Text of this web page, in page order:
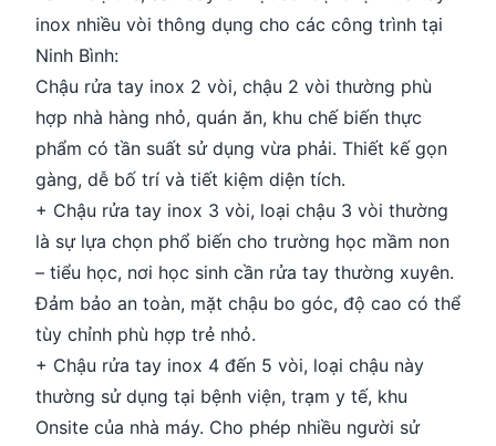
inox nhiều vòi thông dụng cho các công trình tại
Ninh Bình:
Chậu rửa tay inox 2 vòi, chậu 2 vòi thường phù
hợp nhà hàng nhỏ, quán ăn, khu chế biến thực
phẩm có tần suất sử dụng vừa phải. Thiết kế gọn
gàng, dễ bố trí và tiết kiệm diện tích.
+ Chậu rửa tay inox 3 vòi, loại chậu 3 vòi thường
là sự lựa chọn phổ biến cho trường học mầm non
– tiểu học, nơi học sinh cần rửa tay thường xuyên.
Đảm bảo an toàn, mặt chậu bo góc, độ cao có thể
tùy chỉnh phù hợp trẻ nhỏ.
+ Chậu rửa tay inox 4 đến 5 vòi, loại chậu này
thường sử dụng tại bệnh viện, trạm y tế, khu
Onsite của nhà máy. Cho phép nhiều người sử